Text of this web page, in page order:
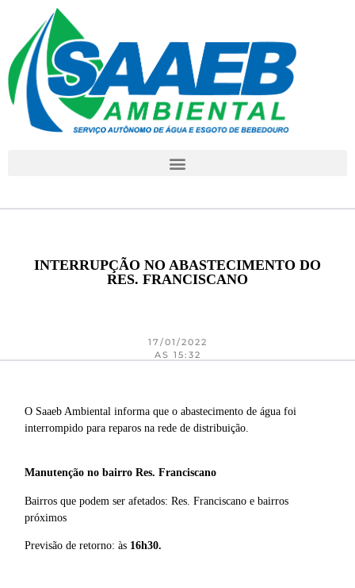
INTERRUPÇÃO NO ABASTECIMENTO DO
RES. FRANCISCANO
17/01/2022
AS 15:32
O Saaeb Ambiental informa que o abastecimento de água foi
interrompido para reparos na rede de distribuição.
Manutençãono bairro Res. Franciscano
Bairros que podem ser afetados: Res. Franciscano e bairros
próximos
Previsão de retorno: às 16h30.